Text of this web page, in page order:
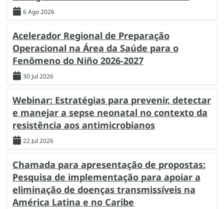
6 Ago 2026
Acelerador Regional de Preparação
Operacional na Área da Saúde para o
Fenômeno do Niño 2026-2027
30 Jul 2026
Webinar: Estratégias para prevenir, detectar
e manejar a sepse neonatal no contexto da
resistência aos antimicrobianos
22 Jul 2026
Chamada para apresentação de propostas:
Pesquisa de implementação para apoiar a
eliminação de doenças transmissíveis na
América Latina e no Caribe